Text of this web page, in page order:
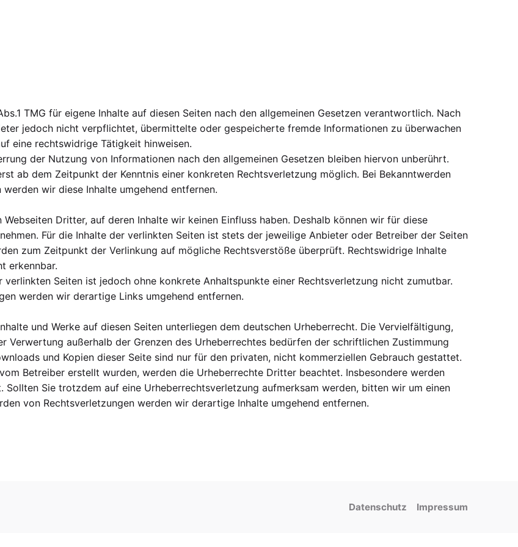
TMG für eigene Inhalte auf diesen Seiten nach den allgemeinen Gesetzen verantwortlich. Nach
jedoch nicht verpflichtet, übermittelte oder gespeicherte fremde Informationen zu überwachen
eine rechtswidrige Tätigkeit hinweisen.
der Nutzung von Informationen nach den allgemeinen Gesetzen bleiben hiervon unberührt.
ab dem Zeitpunkt der Kenntnis einer konkreten Rechtsverletzung möglich. Bei Bekanntwerden
wir diese Inhalte umgehend entfernen.
Dritter, auf deren Inhalte wir keinen Einfluss haben. Deshalb können wir für diese
Für die Inhalte der verlinkten Seiten ist stets der jeweilige Anbieter oder Betreiber der Seiten
zum Zeitpunkt der Verlinkung auf mögliche Rechtsverstöße überprüft. Rechtswidrige Inhalte
erkennbar.
verlinkten Seiten ist jedoch ohne konkrete Anhaltspunkte einer Rechtsverletzung nicht zumutbar.
werden wir derartige Links umgehend entfernen.
und Werke auf diesen Seiten unterliegen dem deutschen Urheberrecht. Die Vervielfältigung,
Verwertung außerhalb der Grenzen des Urheberrechtes bedürfen der schriftlichen Zustimmung
und Kopien dieser Seite sind nur für den privaten, nicht kommerziellen Gebrauch gestattet.
Betreiber erstellt wurden, werden die Urheberrechte Dritter beachtet. Insbesondere werden
Sollten Sie trotzdem auf eine Urheberrechtsverletzung aufmerksam werden, bitten wir um einen
von Rechtsverletzungen werden wir derartige Inhalte umgehend entfernen.
Datenschutz Impressum